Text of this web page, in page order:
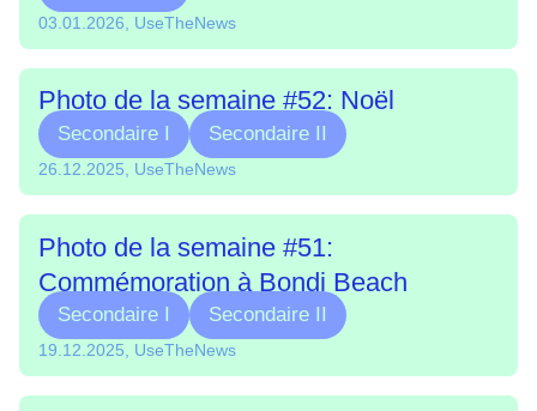
03.01.2026, UseTheNews
Photo de la semaine #52: Noël
Secondaire I Secondaire II
26.12.2025, UseTheNews
Photo de la semaine #51:
Commémoration à Bondi Beach
Secondaire I Secondaire II
19.12.2025, UseTheNews